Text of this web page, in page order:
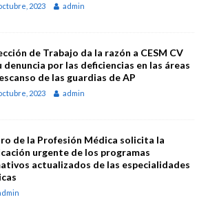
2023 admin
de Trabajo da la razón a CESM CV
denuncia por las deficiencias en las áreas
de las guardias de AP
2023 admin
de la Profesión Médica solicita la
urgente de los programas
actualizados de las especialidades